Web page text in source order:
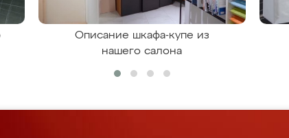
Описание шкафа-купе из
нашего салона